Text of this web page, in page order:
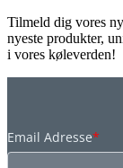
Tilmeld dig vores
nyeste produkter,
i vores køleverden!
Email Adresse*